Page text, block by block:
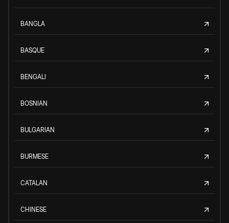
BANGLA
BASQUE
BENGALI
BOSNIAN
BULGARIAN
BURMESE
CATALAN
CHINESE